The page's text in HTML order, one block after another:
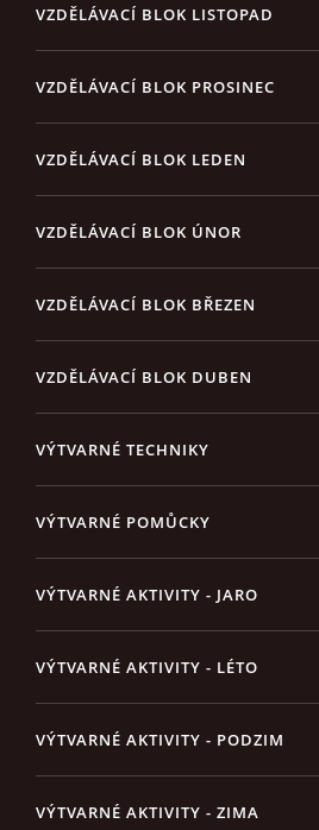
VZDĚLÁVACÍ BLOK LISTOPAD
VZDĚLÁVACÍ BLOK PROSINEC
VZDĚLÁVACÍ BLOK LEDEN
VZDĚLÁVACÍ BLOK ÚNOR
VZDĚLÁVACÍ BLOK BŘEZEN
VZDĚLÁVACÍ BLOK DUBEN
VÝTVARNÉ TECHNIKY
VÝTVARNÉ POMŮCKY
VÝTVARNÉ AKTIVITY - JARO
VÝTVARNÉ AKTIVITY - LÉTO
VÝTVARNÉ AKTIVITY - PODZIM
VÝTVARNÉ AKTIVITY - ZIMA